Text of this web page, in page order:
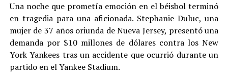
Una noche que prometía emoción en el béisbol terminó
en tragedia para una aficionada. Stephanie Duluc, una
mujer de 37 años oriunda de Nueva Jersey, presentó una
demanda por $10 millones de dólares contra los New
York Yankees tras un accidente que ocurrió durante un
partido en el Yankee Stadium.